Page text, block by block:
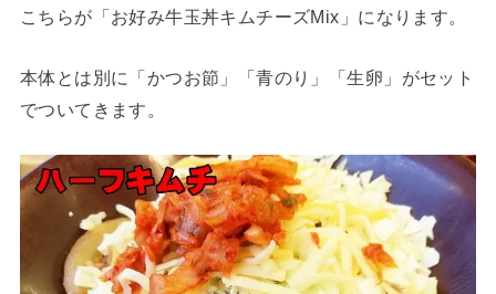
こちらが「お好み牛玉丼キムチーズMix」になります。
本体とは別に「かつお節」「青のり」「生卵」がセット
でついてきます。